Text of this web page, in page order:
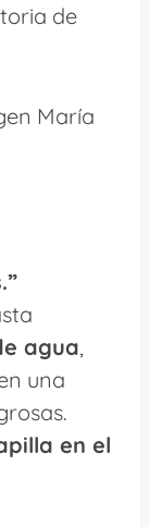
de
María
agua,
una
en el